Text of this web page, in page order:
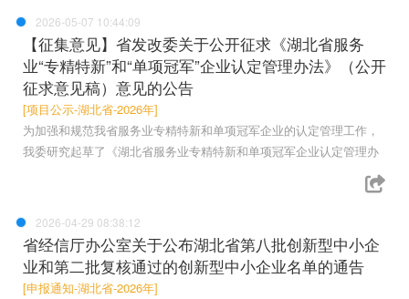
2026-05-07 10:44:09
【征集意见】省发改委关于公开征求《湖北省服务
业“专精特新”和“单项冠军”企业认定管理办法》（公开
征求意见稿）意见的公告
[项目公示-湖北省-2026年]
为加强和规范我省服务业专精特新和单项冠军企业的认定管理工作，
我委研究起草了《湖北省服务业专精特新和单项冠军企业认定管理办
2026-04-29 08:38:12
省经信厅办公室关于公布湖北省第八批创新型中小企
业和第二批复核通过的创新型中小企业名单的通告
[申报通知-湖北省-2026年]